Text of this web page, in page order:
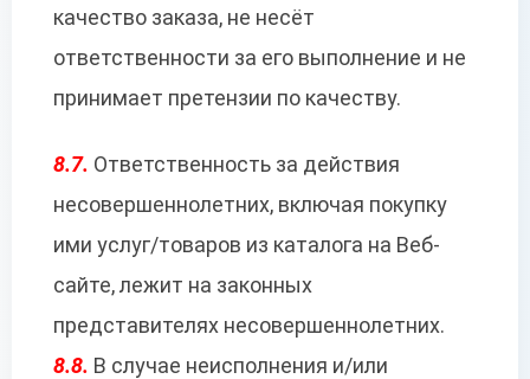
качество заказа, не несёт
ответственности за его выполнение и не
принимает претензии по качеству.
8.7. Ответственность за действия
несовершеннолетних, включая покупку
ими услуг/товаров из каталога на Веб-
сайте, лежит на законных
представителях несовершеннолетних.
8.8. В случае неисполнения и/или